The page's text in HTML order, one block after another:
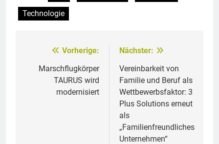
Technologie
Beitragsnavigation
Vorherige:
Marschflugkörper
TAURUS wird
modernisiert
Nächster:
Vereinbarkeit von
Familie und Beruf als
Wettbewerbsfaktor: 3
Plus Solutions erneut
als
„Familienfreundliches
Unternehmen“